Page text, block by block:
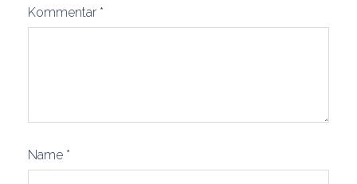
Kommentar *
Name *